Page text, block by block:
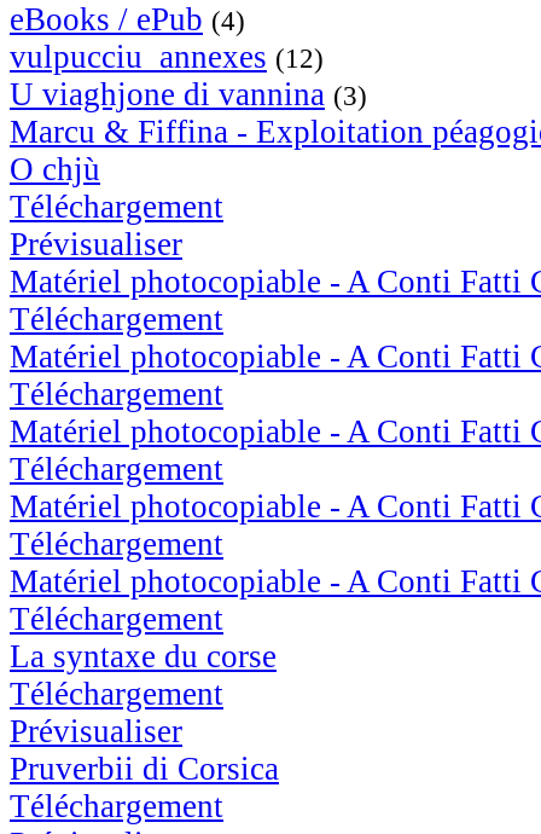
eBooks / ePub (4)
vulpucciu_annexes (12)
U viaghjone di vannina (3)
Marcu & Fiffina - Exploitation
O chjù
Téléchargement
Prévisualiser
Matériel photocopiable - A Conti Fatti
Téléchargement
Matériel photocopiable - A Conti Fatti
Téléchargement
Matériel photocopiable - A Conti Fatti
Téléchargement
Matériel photocopiable - A Conti Fatti
Téléchargement
Matériel photocopiable - A Conti Fatti
Téléchargement
La syntaxe du corse
Téléchargement
Prévisualiser
Pruverbii di Corsica
Téléchargement